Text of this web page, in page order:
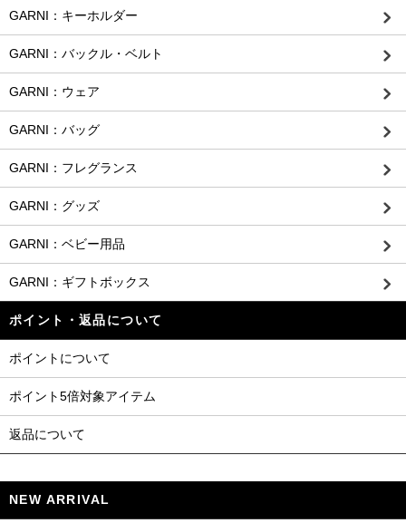
GARNI：キーホルダー
GARNI：バックル・ベルト
GARNI：ウェア
GARNI：バッグ
GARNI：フレグランス
GARNI：グッズ
GARNI：ベビー用品
GARNI：ギフトボックス
ポイント・返品について
ポイントについて
ポイント5倍対象アイテム
返品について
NEW ARRIVAL